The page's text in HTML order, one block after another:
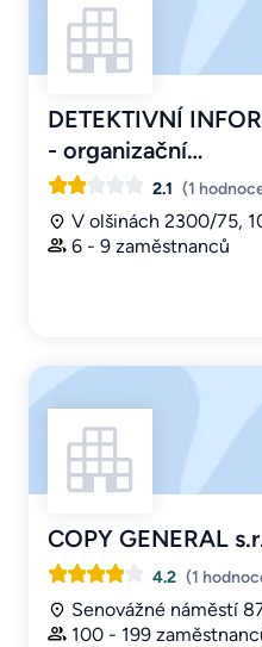
DETEKTIVNÍ
- organizační…
2.1 (1
V olšinách 2300/75,
6 - 9 zaměstnanců
COPY GENERAL
4.2 (1
Senovážné náměstí
100 - 199